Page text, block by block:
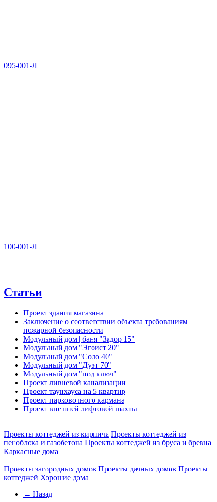
095-001-Л
100-001-Л
Статьи
Проект здания магазина
Заключение о соответствии объекта требованиям
пожарной безопасности
Модульный дом | баня "Задор 15"
Модульный дом "Эгоист 20"
Модульный дом "Соло 40"
Модульный дом "Дуэт 70"
Модульный дом "под ключ"
Проект ливневой канализации
Проект таунхауса на 5 квартир
Проект парковочного кармана
Проект внешней лифтовой шахты
Проекты коттеджей из кирпича Проекты коттеджей из
пеноблока и газобетона Проекты коттеджей из бруса и бревна
Каркасные дома
Проекты загородных домов Проекты дачных домов Проекты
коттеджей Хорошие дома
← Назад